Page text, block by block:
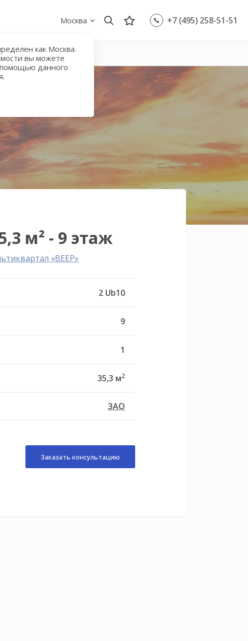
Москва
как Москва.
вы можете
данного
+7 (495) 258-51-51
м² - 9 этаж
«ВЕЕР»
2 Ub10
9
1
35,3 м2
ЗАО
Заказать консультацию